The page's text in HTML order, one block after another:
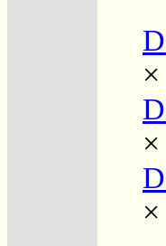
×
×
×